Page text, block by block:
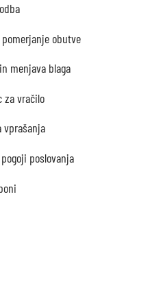
pomerjanje obutve
menjava blaga
za vračilo
vprašanja
poslovanja